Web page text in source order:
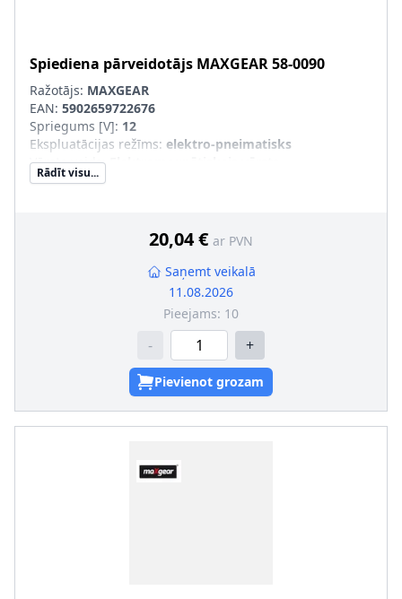
Spiediena pārveidotājs MAXGEAR58-0090
Ražotājs: MAXGEAR
EAN: 5902659722676
Spriegums [V]: 12
Ekspluatācijas režīms: elektro-pneimatisks
Vārsta veids:
Rādīt visu...
20,04 € ar PVN
Saņemt veikalā
11.08.2026
Pieejams: 10
- +
Pievienot grozam